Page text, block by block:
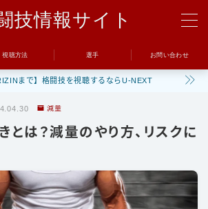
技情報サイト
視聴方法 選手 お問い合わせ
まで】格闘技を視聴するならU-NEXT
減量
とは？減量のやり方、リスクに